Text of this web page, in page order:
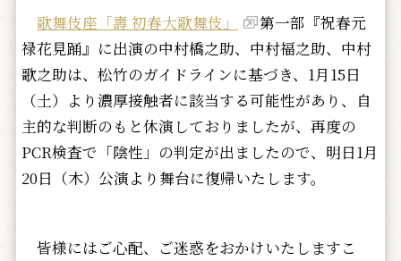
歌舞伎座「壽 初春大歌舞伎」
第一部『祝春元
禄花見踊』に出演の中村橋之助、中村福之助、中村
歌之助は、松竹のガイドラインに基づき、1月15日
（土）より濃厚接触者に該当する可能性があり、自
主的な判断のもと休演しておりましたが、再度の
PCR検査で「陰性」の判定が出ましたので、明日1月
20日（木）公演より舞台に復帰いたします。
皆様にはご心配、ご迷惑をおかけいたしますこ